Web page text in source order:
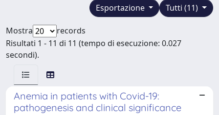
Tutti (11)
Esportazione
Mostra
records
Risultati 1 - 11 di 11 (tempo di esecuzione: 0.027
secondi).
Anemia in patients with Covid-19:
pathogenesis and clinical significance